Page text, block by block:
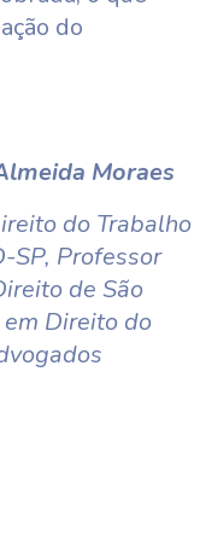
do
Moraes
do Trabalho
SP, Professor
de São
Direito do